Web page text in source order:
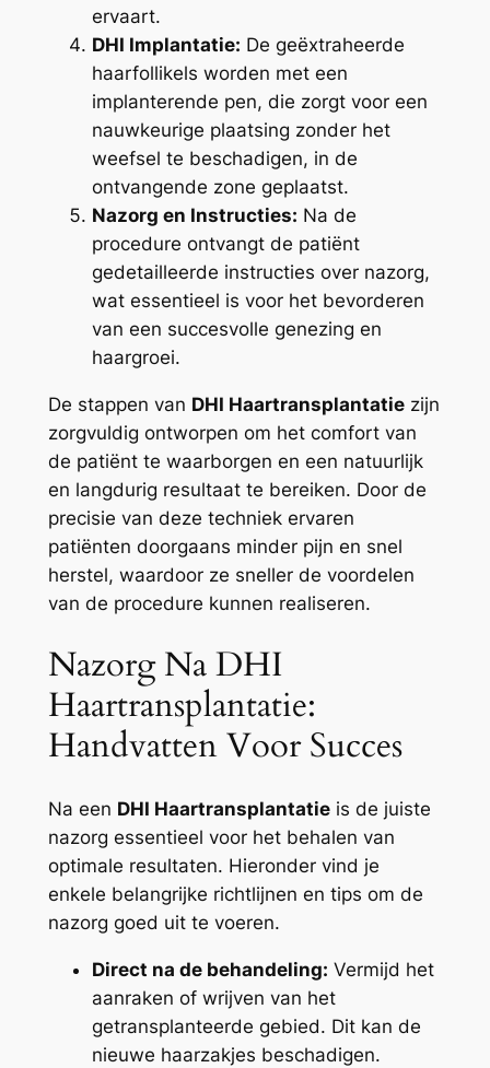
ervaart.
DHI Implantatie: De geëxtraheerde
haarfollikels worden met een
implanterende pen, die zorgt voor een
nauwkeurige plaatsing zonder het
weefsel te beschadigen, in de
ontvangende zone geplaatst.
Nazorg en Instructies: Na de
procedure ontvangt de patiënt
gedetailleerde instructies over nazorg,
wat essentieel is voor het bevorderen
van een succesvolle genezing en
haargroei.
De stappen van DHI Haartransplantatiezijn
zorgvuldig ontworpen om het comfort van
de patiënt te waarborgen en een natuurlijk
en langdurig resultaat te bereiken. Door de
precisie van deze techniek ervaren
patiënten doorgaans minder pijn en snel
herstel, waardoor ze sneller de voordelen
van de procedure kunnen realiseren.
Nazorg Na DHI
Haartransplantatie:
Handvatten Voor Succes
Na een DHI Haartransplantatieis de juiste
nazorg essentieel voor het behalen van
optimale resultaten. Hieronder vind je
enkele belangrijke richtlijnen en tips om de
nazorg goed uit te voeren.
Direct na de behandeling: Vermijd het
aanraken of wrijven van het
getransplanteerde gebied. Dit kan de
nieuwe haarzakjes beschadigen.